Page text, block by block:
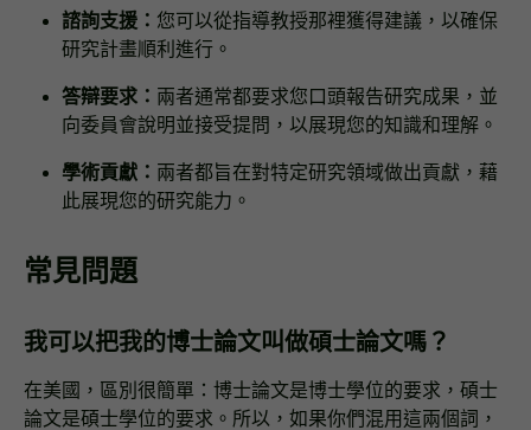
諮詢支援： 您可以從指導教授那裡獲得建議，以確保
研究計畫順利進行。
答辯要求： 兩者通常都要求您口頭報告研究成果，並
向委員會說明並接受提問，以展現您的知識和理解。
學術貢獻： 兩者都旨在對特定研究領域做出貢獻，藉
此展現您的研究能力。
常見問題
我可以把我的博士論文叫做碩士論文嗎？
在美國，區別很簡單：博士論文是博士學位的要求，碩士
論文是碩士學位的要求。所以，如果你們混用這兩個詞，